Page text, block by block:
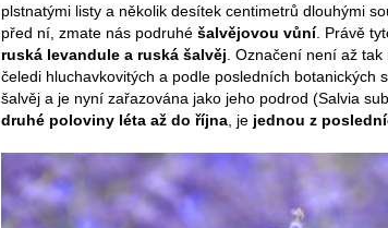
plstnatými listy a několik desítek centimetrů dlouhými
před ní, zmate nás podruhé šalvějovou vůní. Právě
ruská levandule a ruská šalvěj . Označení není až
čeledi hluchavkovitých a podle posledních botanických
šalvěj a je nyní zařazována jako jeho podrod (Salvia
druhé poloviny léta až do října , je jednou z